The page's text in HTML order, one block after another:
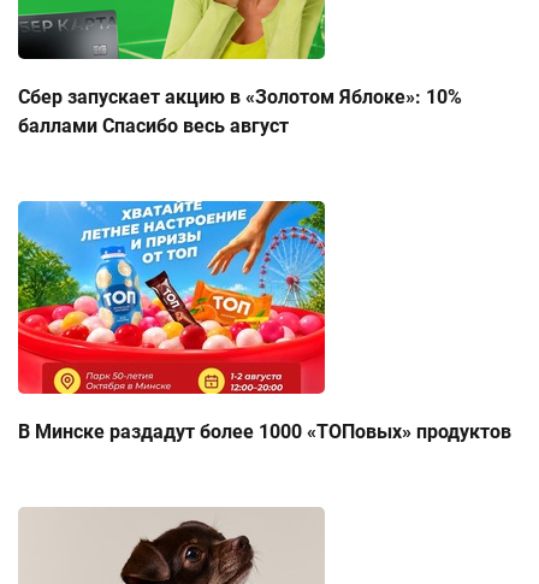
Сбер запускает акцию в «Золотом Яблоке»: 10%
баллами Спасибо весь август
В Минске раздадут более 1000 «ТОПовых» продуктов